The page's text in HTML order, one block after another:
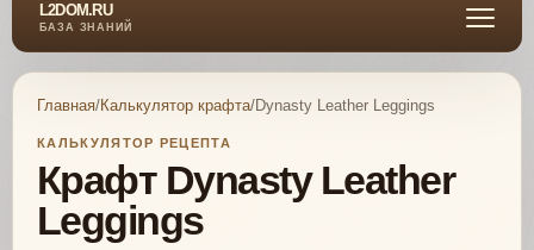
L2DOM.RU
БАЗА ЗНАНИЙ
Главная/Калькулятор крафта/Dynasty Leather Leggings
КАЛЬКУЛЯТОР РЕЦЕПТА
Крафт Dynasty Leather
Leggings